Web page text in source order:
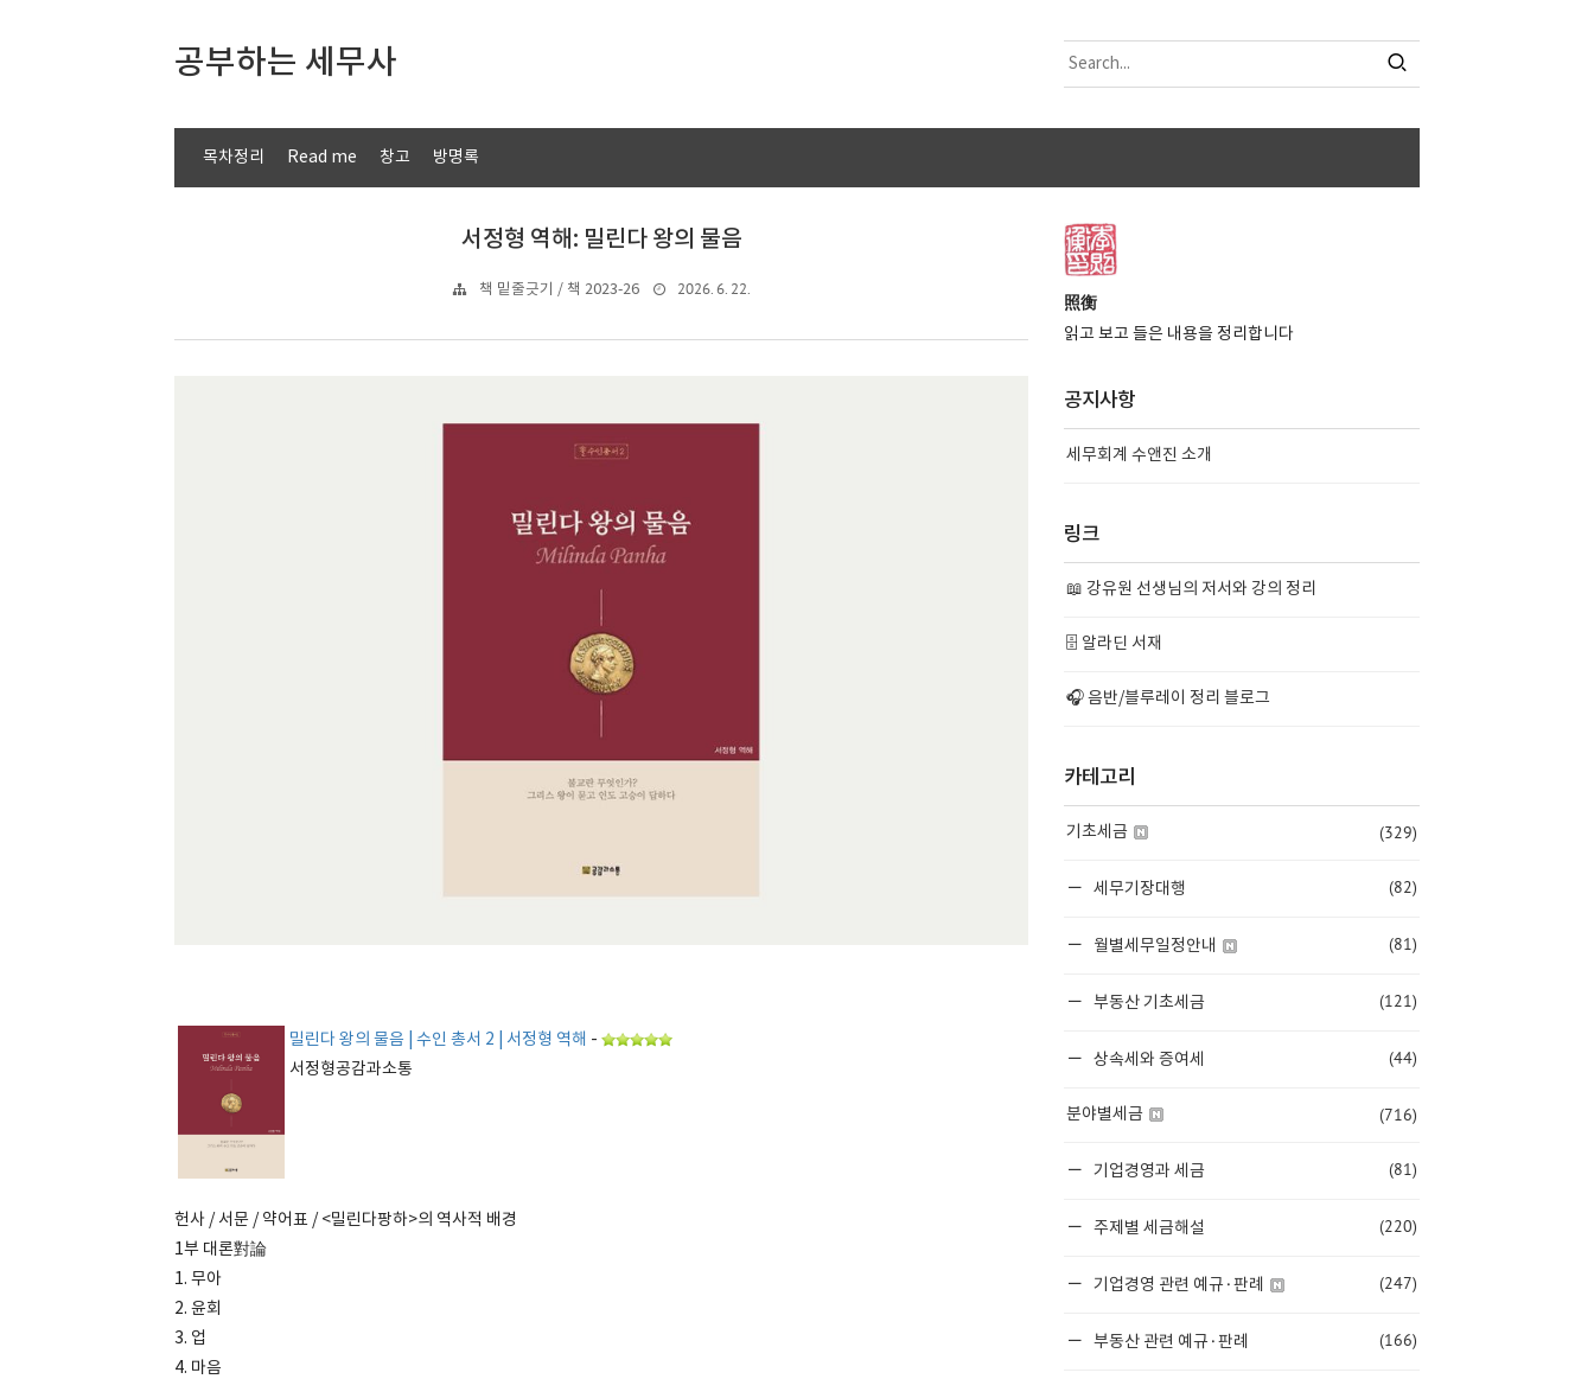
공부하는 세무사
목차정리 Read me 창고 방명록
서정형 역해: 밀린다 왕의 물음
책 밑줄긋기 / 책 2023-26 2026. 6. 22.
밀린다 왕의 물음 | 수인 총서 2 | 서정형 역해 -
서정형공감과소통
헌사 / 서문 / 약어표 / <밀린다팡하>의 역사적 배경
1부 대론對論
1. 무아
2. 윤회
3. 업
4. 마음
照衡
읽고 보고 들은 내용을 정리합니다
공지사항
세무회계 수앤진 소개
링크
📖 강유원 선생님의 저서와 강의 정리
🗄️ 알라딘 서재
🎧 음반/블루레이 정리 블로그
카테고리
기초세금 (329)
세무기장대행 (82)
월별세무일정안내 (81)
부동산 기초세금 (121)
상속세와 증여세 (44)
분야별세금 (716)
기업경영과 세금 (81)
주제별 세금해설 (220)
기업경영 관련 예규·판례 (247)
부동산 관련 예규·판례 (166)